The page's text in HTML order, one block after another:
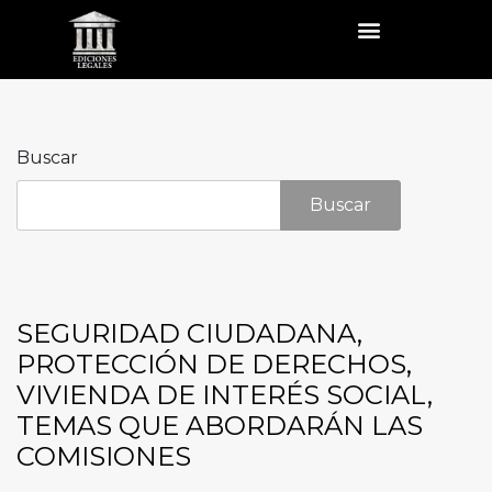
Buscar
Buscar
SEGURIDAD CIUDADANA,
PROTECCIÓN DE DERECHOS,
VIVIENDA DE INTERÉS SOCIAL,
TEMAS QUE ABORDARÁN LAS
COMISIONES